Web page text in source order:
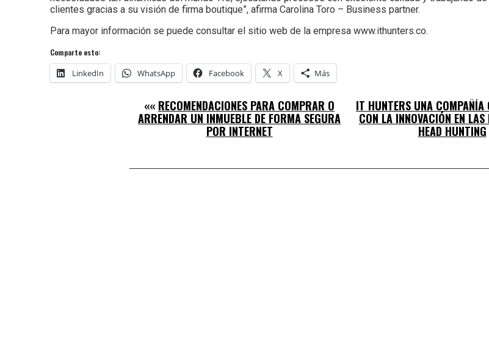
clientes gracias a su visión de firma boutique”, afirma Carolina Toro – Business partner.
Para mayor información se puede consultar el sitio web de la empresa www.ithunters.co.
Comparte esto:
LinkedIn WhatsApp Facebook X Más
«« RECOMENDACIONES PARA COMPRAR O
ARRENDAR UN INMUEBLE DE FORMA SEGURA
POR INTERNET
IT HUNTERS UNA COMPAÑÍA
CON LA INNOVACIÓN EN
HEAD HUNTING